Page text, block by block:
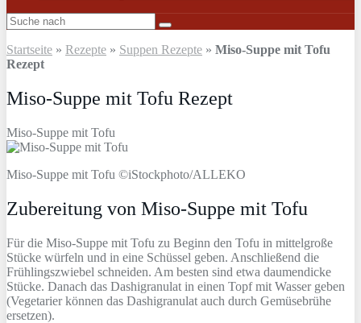
Startseite » Rezepte » Suppen Rezepte » Miso-Suppe mit Tofu
Rezept
Miso-Suppe mit Tofu Rezept
Miso-Suppe mit Tofu
Miso-Suppe mit Tofu ©iStockphoto/ALLEKO
Zubereitung von Miso-Suppe mit Tofu
Für die Miso-Suppe mit Tofu zu Beginn den Tofu in mittelgroße
Stücke würfeln und in eine Schüssel geben. Anschließend die
Frühlingszwiebel schneiden. Am besten sind etwa daumendicke
Stücke. Danach das Dashigranulat in einen Topf mit Wasser geben
(Vegetarier können das Dashigranulat auch durch Gemüsebrühe
ersetzen).